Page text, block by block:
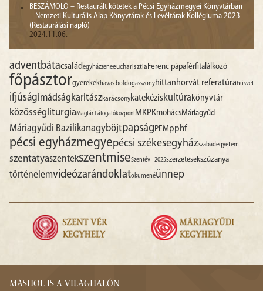
BESZÁMOLÓ – Restaurált kötetek a Pécsi Egyházmegyei Könyvtárban
– Nemzeti Kulturális Alap Könyvtárak és Levéltárak Kollégiuma 2023
(Restaurálási napló)
2024.11.06.
adventbátacsaládegyházzeneeucharisztiaFerenc pápaférfitalálkozó
főpásztorgyerekekhavas boldogasszonyhittanhorvát referatúrahúsvét
ifjúságimádságkaritászkarácsonykatekéziskultúrakönyvtár
közösségliturgiaMagtár LátogatóközpontMKPKmohácsMáriagyűd
Máriagyűdi BazilikanagyböjtpapságPEMpphf
pécsi egyházmegyepécsi székesegyházszabadegyetem
szentatyaszentekszentmiseSzentév - 2025szerzetesekszűzanya
történelemvideózarándoklatökumenéünnep
MÁSHOL IS A VILÁGHÁLÓN